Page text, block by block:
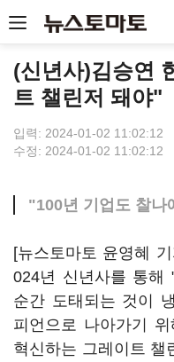
(신년사)김승연
트 챌린저 돼야"
입력: 2024-01-02 11:02:12
수정: 2024-01-02 11:02:12
"100년 기업도 찰
[뉴스토마토 윤영혜
024년 신년사를 통해
순간 도태되는 것이
피언으로 나아가기
혁신하는 그레이트 챌